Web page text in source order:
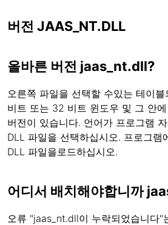
버전 JAAS_NT.DLL
올바른 버전 jaas_nt.dll?
오른쪽 파일을 선택할 수있는 테이
비트 또는 32 비트 윈도우 및 그 안
버전이 있습니다. 언어가 프로그램
DLL 파일을 선택하십시오. 프로그램
DLL 파일을로드하십시오.
어디서 배치해야합니까
오류 "jaas_nt.dll이 누락되었습니다"